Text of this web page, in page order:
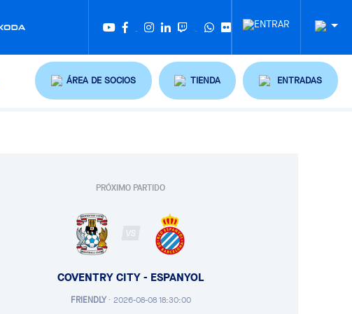
ÁREA DE SOCIOS TIENDA ENTRADAS
PRÓXIMO PARTIDO
VS
COVENTRY CITY - ESPANYOL
FRIENDLY· 2026-08-08 18:30:00